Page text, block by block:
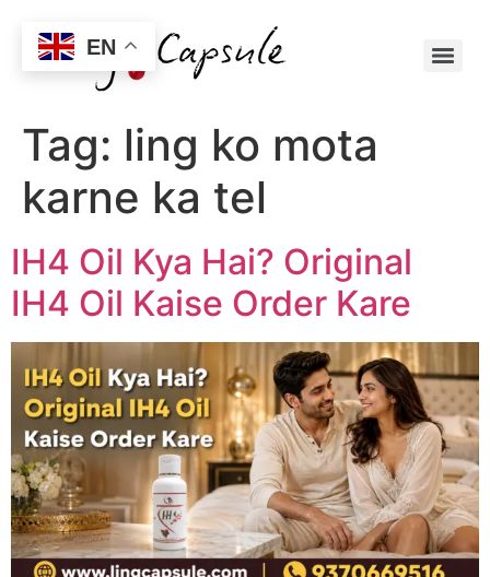
Tag: ling ko mota
karne ka tel
IH4 Oil Kya Hai? Original
IH4 Oil Kaise Order Kare
EN